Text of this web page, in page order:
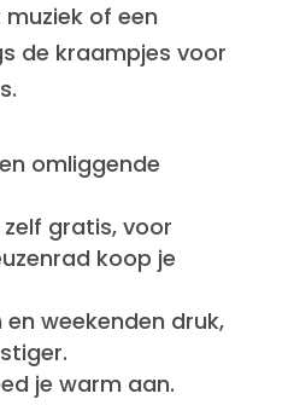
of een
de kraampjes voor
omliggende
gratis, voor
koop je
weekenden druk,
je warm aan.